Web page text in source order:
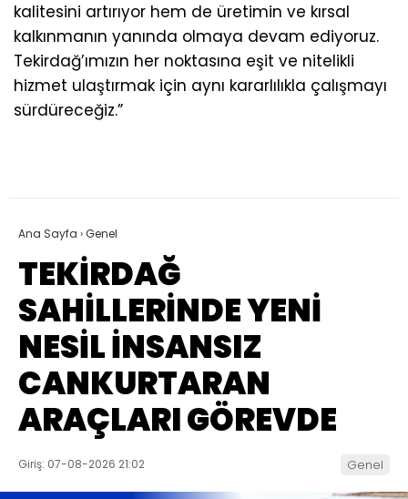
kalitesini artırıyor hem de üretimin ve kırsal
kalkınmanın yanında olmaya devam ediyoruz.
Tekirdağ’ımızın her noktasına eşit ve nitelikli
hizmet ulaştırmak için aynı kararlılıkla çalışmayı
sürdüreceğiz.”
Ana Sayfa ›Genel
TEKİRDAĞ
SAHİLLERİNDE YENİ
NESİL İNSANSIZ
CANKURTARAN
ARAÇLARI GÖREVDE
Giriş: 07-08-2026 21:02 Genel